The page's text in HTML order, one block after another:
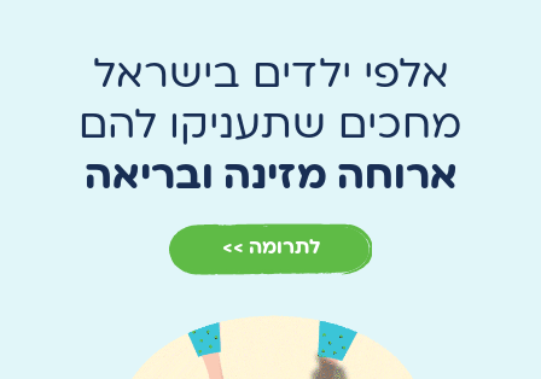
אלפי ילדים בישראל
מחכים שתעניקו להם
ארוחה מזינה ובריאה
לתרומה >>